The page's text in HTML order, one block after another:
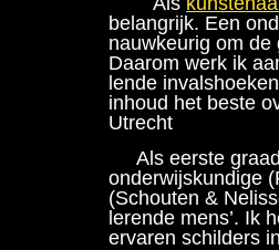
belangrijk. Een
nauwkeurig om
Daarom werk ik
lende
inhoud het beste
Utrecht
Als eerste
onderwijskundige
(Schouten &
lerende mens’. Ik
ervaren schilders